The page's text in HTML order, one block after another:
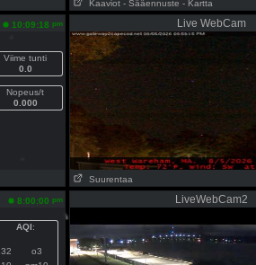
Kaaviot - Sääennuste - Kartta
10:09:18 pm
Viime tunti
0.0
Nopeus/t
0.000
Live WebCam
Suurentaa
8:00:00 pm
AQI:
32
o3
LiveWebCam2